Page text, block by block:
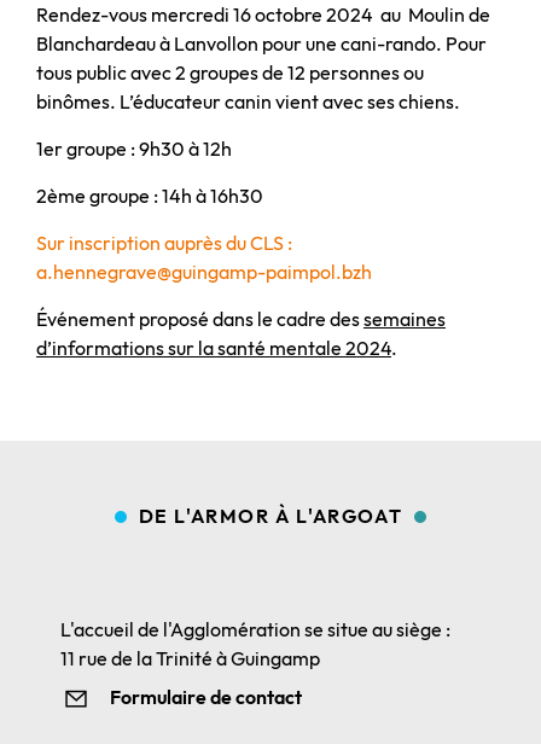
Rendez-vous mercredi 16 octobre 2024 au Moulin de
Blanchardeau à Lanvollon pour une cani-rando. Pour
tous public avec 2 groupes de 12 personnes ou
binômes. L’éducateur canin vient avec ses chiens.
1er groupe : 9h30 à 12h
2ème groupe : 14h à 16h30
Sur inscription auprès du CLS :
a.hennegrave@guingamp-paimpol.bzh
Événement proposé dans le cadre dessemaines
d’informations sur la santé mentale 2024.
DE L'ARMOR À L'ARGOAT
L'accueil de l'Agglomération se situe au siège :
11 rue de la Trinité à Guingamp
Formulaire de contact